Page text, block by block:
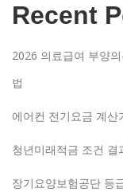
Recent
2026 의료급여 부양
법
에어컨 전기요금 계산
청년미래적금 조건 결
장기요양보험공단 등